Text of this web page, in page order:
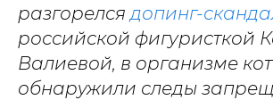
разгорелсядопинг-
российской фигуристкой
Валиевой, в организме
обнаружили следы